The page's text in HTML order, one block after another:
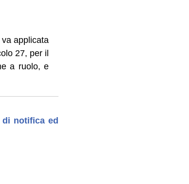
applicata
27, per il
a ruolo, e
notifica ed